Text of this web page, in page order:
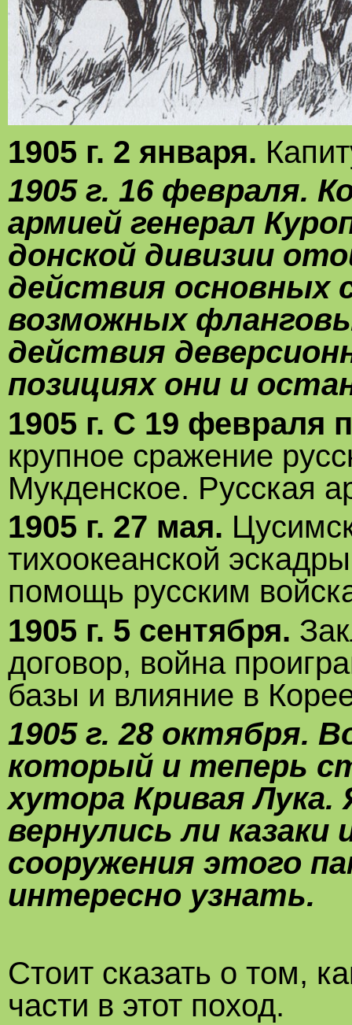
1905 г. 2 января.
1905 г. 16 февраля.
армией генерал
донской дивизии
действия основных
возможных
действия
позициях они и
1905 г. С 19 февраля
крупное сражение
Мукденское. Русская
1905 г. 27 мая.
тихоокеанской
помощь русским
1905 г. 5 сентября.
договор, война
базы и влияние в
1905 г. 28 октября.
который и теперь
хутора Кривая Лука.
вернулись ли
сооружения этого
интересно узнать.
Стоит сказать о том,
части в этот поход.